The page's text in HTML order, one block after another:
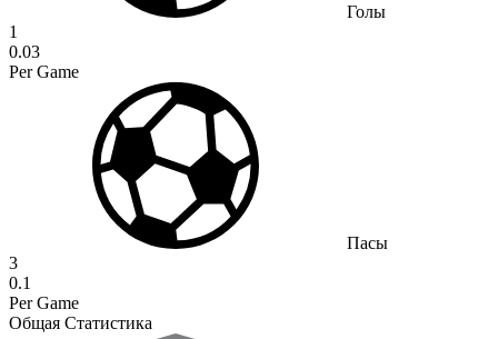
Голы
1
0.03
Per Game
Пасы
3
0.1
Per Game
Общая Статистика